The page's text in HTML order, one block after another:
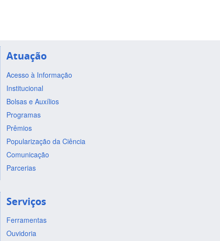
Atuação
Acesso à Informação
Institucional
Bolsas e Auxílios
Programas
Prêmios
Popularização da Ciência
Comunicação
Parcerias
Serviços
Ferramentas
Ouvidoria